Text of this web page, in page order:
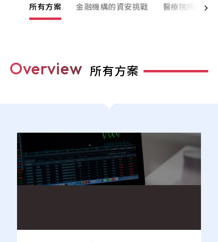
所有方案 金融機構的資安挑戰 醫療院所的資
Overview 所有方案